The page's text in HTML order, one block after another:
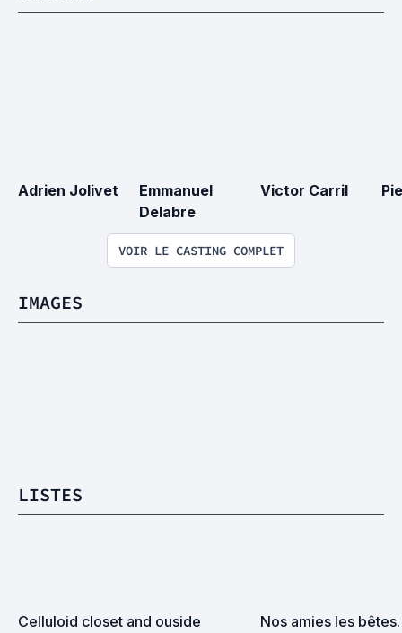
Adrien Jolivet
Emmanuel
Delabre
Victor Carril
VOIR LE CASTING COMPLET
IMAGES
LISTES
Celluloid closet and ouside Nos amies les bêtes.